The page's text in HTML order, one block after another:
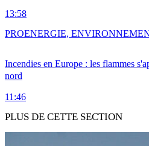
13:58
Incendies en Europe : les flammes
nord
11:46
PROENERGIE,
PLUS DE CETTE SECTION